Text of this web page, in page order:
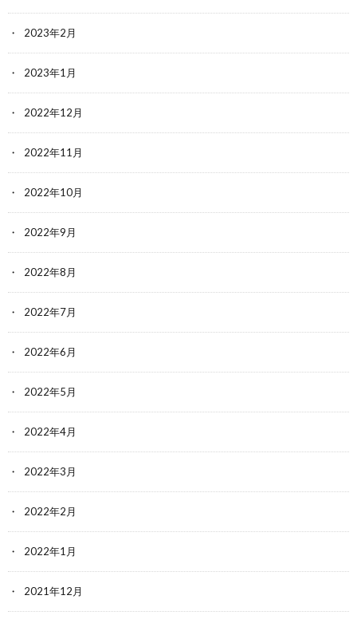
2023年2月
2023年1月
2022年12月
2022年11月
2022年10月
2022年9月
2022年8月
2022年7月
2022年6月
2022年5月
2022年4月
2022年3月
2022年2月
2022年1月
2021年12月